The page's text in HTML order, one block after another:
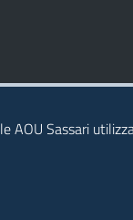
AOU Sassari